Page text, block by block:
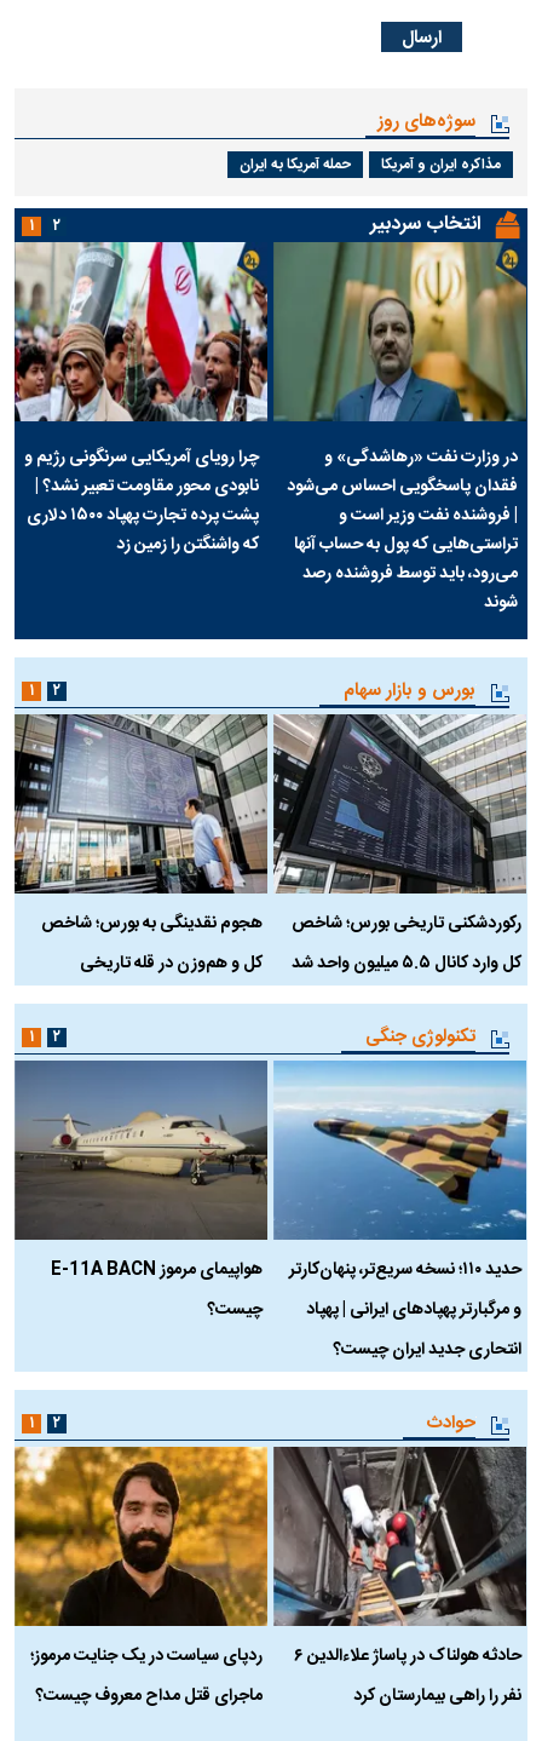
سوژه‌های روز
مذاکره ایران و آمریکا حمله آمریکا به ایران
انتخاب سردبیر
در وزارت نفت «رهاشدگی» و
فقدان پاسخگویی احساس می‌شود
| فروشنده نفت وزیر است و
تراستی‌هایی که پول به حساب آنها
می‌رود، باید توسط فروشنده رصد
شوند
چرا رویای آمریکایی سرنگونی رژیم و
نابودی محور مقاومت تعبیر نشد؟ |
پشت پرده تجارت پهپاد‌ ۱۵۰۰ دلاری
که واشنگتن را زمین زد
۱ ۲
بورس و بازار سهام
رکوردشکنی تاریخی بورس؛ شاخص
کل وارد کانال ۵.۵ میلیون واحد شد
هجوم نقدینگی به بورس؛ شاخص
کل و هم‌وزن در قله تاریخی
۱ ۲
تکنولوژی جنگی
حدید ۱۱۰؛ نسخه سریع‌تر، پنهان‌کارتر
و مرگبارتر پهپادهای ایرانی | پهپاد
انتحاری جدید ایران چیست؟
هواپیمای مرموز E-11A BACN
چیست؟
۱ ۲
حوادث
حادثه هولناک در پاساژ علاءالدین ۶
نفر را راهی بیمارستان کرد
ردپای سیاست در یک جنایت مرموز؛
ماجرای قتل مداح معروف چیست؟
۱ ۲